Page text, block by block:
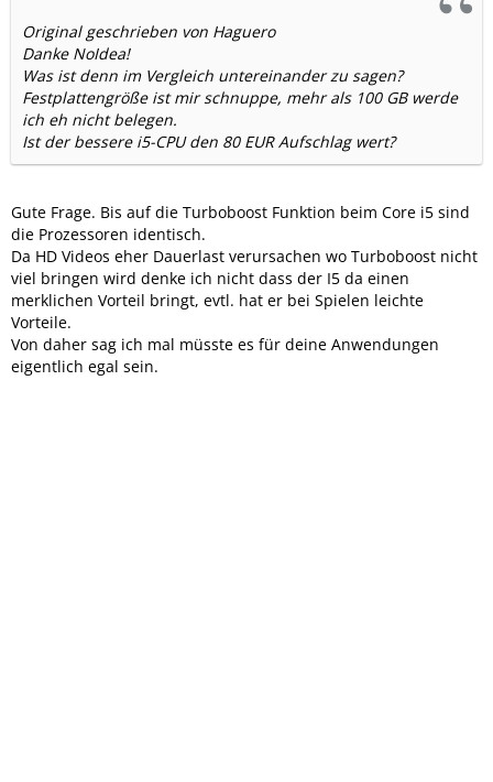
Original geschrieben von Haguero
Danke NoIdea!
Was ist denn im Vergleich untereinander zu sagen?
Festplattengröße ist mir schnuppe, mehr als 100 GB werde
ich eh nicht belegen.
Ist der bessere i5-CPU den 80 EUR Aufschlag wert?
Gute Frage. Bis auf die Turboboost Funktion beim Core i5 sind
die Prozessoren identisch.
Da HD Videos eher Dauerlast verursachen wo Turboboost nicht
viel bringen wird denke ich nicht dass der I5 da einen
merklichen Vorteil bringt, evtl. hat er bei Spielen leichte
Vorteile.
Von daher sag ich mal müsste es für deine Anwendungen
eigentlich egal sein.